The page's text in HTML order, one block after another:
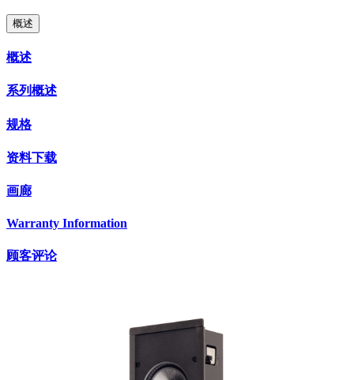
概述
概述
系列概述
规格
资料下载
画廊
Warranty Information
顾客评论